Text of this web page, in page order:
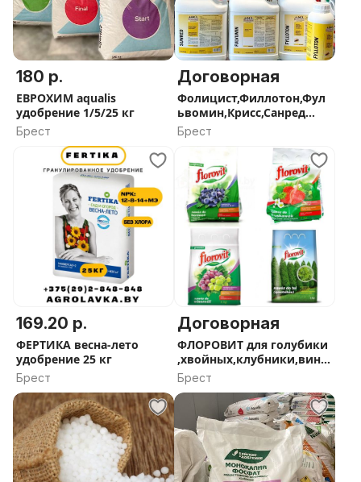
180 р.
ЕВРОХИМ aqualis
удобрение 1/5/25 кг
Брест
Договорная
Фолицист,Филлотон,Фул
ьвомин,Крисс,Санред
стимуляторы BIOLCHIM
Брест
169.20 р.
ФЕРТИКА весна-лето
удобрение 25 кг
Брест
Договорная
ФЛОРОВИТ для голубики
,хвойных,клубники,вино
града 1,3,5,10кг
Брест